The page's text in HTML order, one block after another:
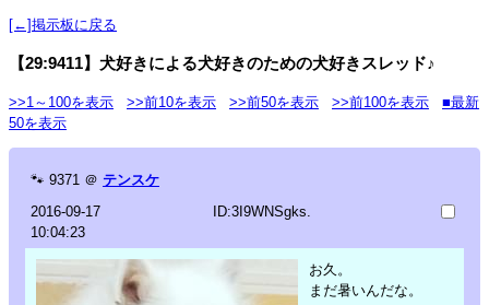
[←]掲示板に戻る
【29:9411】犬好きによる犬好きのための犬好きスレッド♪
>>1～100を表示 >>前10を表示 >>前50を表示 >>前100を表示
■最新
50を表示
🐾 9371 ＠ テンスケ
2016-09-17
10:04:23
ID:3I9WNSgks.
お久。
まだ暑いんだな。